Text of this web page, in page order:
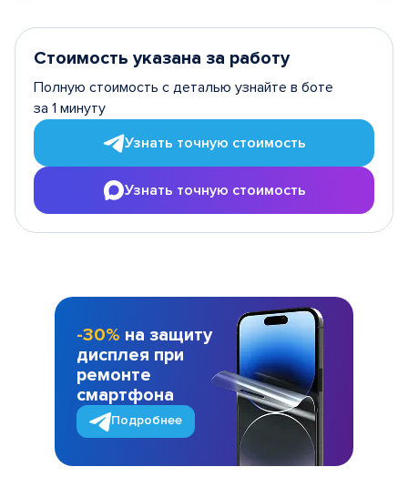
Стоимость указана за работу
Полную стоимость с деталью узнайте в боте
за 1 минуту
Узнать точную стоимость
Узнать точную стоимость
-30% на защиту
дисплея при
ремонте
смартфона
Подробнее